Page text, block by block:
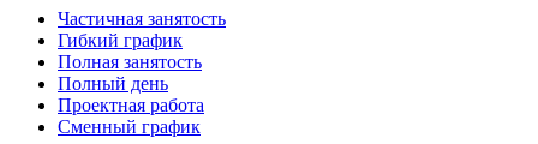
Частичная занятость
Гибкий график
Полная занятость
Полный день
Проектная работа
Сменный график